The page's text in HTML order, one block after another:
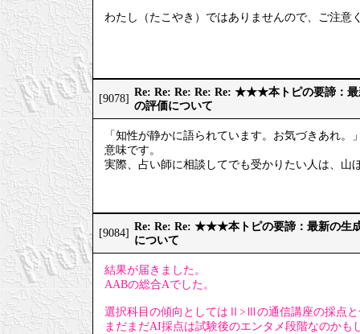
わたし（たこやき）ではありませんので、ご注意
[9078]
Re: Re: Re: Re: Re: ★★★本トピの要諦：最
の評価について
「知性が静かに語られています。お気づきあれ
意味です。
実際、占い師に相談してでも受かりたい人は、山
[9084]
Re: Re: Re: ★★★本トピの要諦：最新の生
について
結果が届きました。
AABの総合Aでした。
選択科目の傾向としてはⅡ>Ⅲの通信講座の採点
まだまだAI採点は試験後のエンタメ段階なのかも